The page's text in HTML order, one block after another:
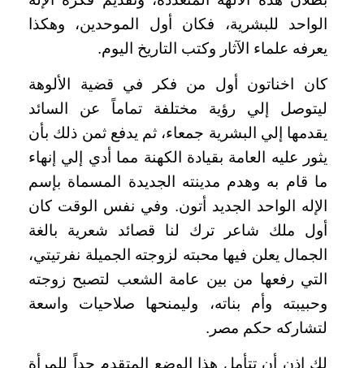
الواحد للبشرية، فكان أول الموحدين، وهكذا
يعرفه علماء الآثار وكتب التاريخ اليوم.
كان اخناتون أول من فكر في قضية الألوهة
ليتوصل إلي رؤية مختلفة تماماً عن السائد
يقدمها إلي البشرية جمعاء، ثم يدفع ثمن ذلك بأن
يثور عليه العامة بقيادة الكهنة مما أدي إلي إنهاء
ما قام به وهدم مدينته الجديدة المسماة بإسم
الإله الواحد الجديد أتون. وفي نفس الوقت كان
أول ملك شاعر ترك لنا قصائد شعرية بالغة
الجمال يعلن فيها محبته لزوجته الجميلة نفرتيتي،
التي رفعها من بين عامة الشعب لتصبح زوجته
وحبيبته وأم بناته، وليمنحها صلاحيات واسعة
لتشاركه حكم مصر.
لك إذن أن تتأمل هذا الوضع المتقدم جداً للمرأة